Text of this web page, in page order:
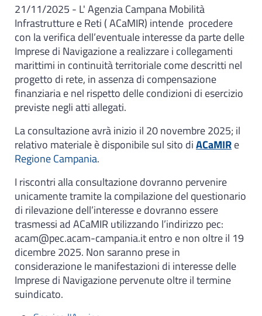
21/11/2025 - L' Agenzia Campana Mobilità
Infrastrutture e Reti ( ACaMIR) intende procedere
con la verifica dell’eventuale interesse da parte delle
Imprese di Navigazione a realizzare i collegamenti
marittimi in continuità territoriale come descritti nel
progetto di rete, in assenza di compensazione
finanziaria e nel rispetto delle condizioni di esercizio
previste negli atti allegati.
La consultazione avrà inizio il 20 novembre 2025; il
relativo materiale è disponibile sul sito diACaMIRe
Regione Campania.
I riscontri alla consultazione dovranno pervenire
unicamente tramite la compilazione del questionario
di rilevazione dell’interesse e dovranno essere
trasmessi ad ACaMIR utilizzando l’indirizzo pec:
acam@pec.acam-campania.it entro e non oltre il 19
dicembre 2025. Non saranno prese in
considerazione le manifestazioni di interesse delle
Imprese di Navigazione pervenute oltre il termine
suindicato.